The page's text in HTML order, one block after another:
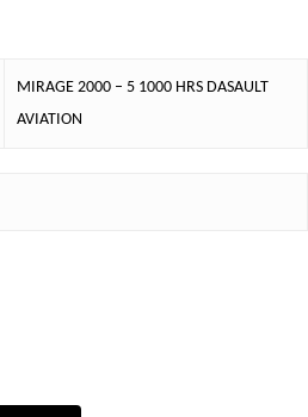
MIRAGE 2000 – 5 1000 HRS DASAULT
AVIATION